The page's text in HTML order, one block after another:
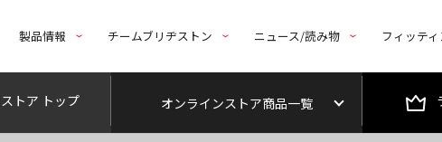
製品情報 チームブリヂストン ニュース/読み物 フィッテ
ストア トップ オンラインストア商品一覧